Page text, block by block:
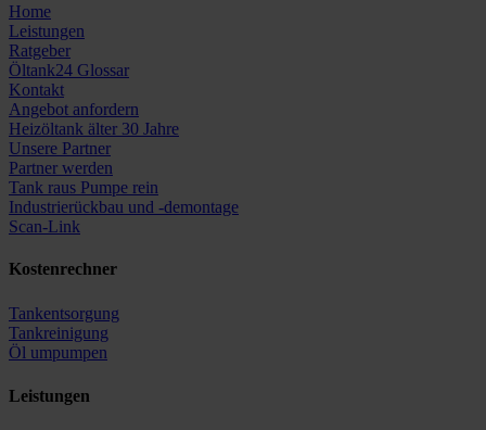
Home
Leistungen
Ratgeber
Öltank24 Glossar
Kontakt
Angebot anfordern
Heizöltank älter 30 Jahre
Unsere Partner
Partner werden
Tank raus Pumpe rein
Industrierückbau und -demontage
Scan-Link
Kostenrechner
Tankentsorgung
Tankreinigung
Öl umpumpen
Leistungen